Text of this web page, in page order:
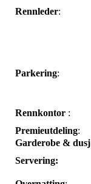
Rennleder:
Parkering:
Rennkontor :
Premieutdeling:
Garderobe & dusj
Servering: